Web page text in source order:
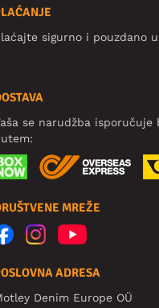
sigurno i pouzdano
se narudžba
MREŽE
ADRESA
Denim Europe OÜ